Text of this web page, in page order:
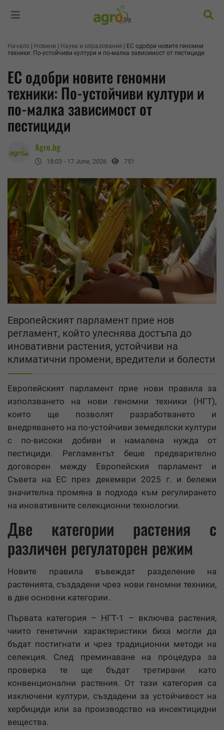
Начало Новини Наука и образование
ЕС одобри новите геномни
техники: По-устойчиви култури и по-малка зависимост от пестициди
ЕС одобри новите геномни
техники: По-устойчиви култури и
по-малка зависимост от
пестициди
Agro.bg
18:03 - 17 June, 2026 751
Европейският парламент прие нов
регламент, който улеснява достъпа до
иновативни растения, устойчиви на
климатични промени, вредители и болести
Европейският парламент прие нови правила за
използването на нови геномни техники (НГТ),
които ще позволят разработването и
внедряването на по-устойчиви земеделски култури
с по-високи добиви и намалена нужда от
пестициди. Регламентът беше предварително
договорен между Европейския парламент и
Съвета на ЕС през декември 2025 г. и бележи
значителна промяна в подхода към регулирането
на иновативните селекционни технологии.
Две категории растения с
различен регулаторен режим
Новите правила въвеждат разделение на
растенията, създадени чрез нови геномни техники,
в две основни категории.
Първата категория – НГТ-1 – включва растения,
чиито генетични характеристики биха могли да
бъдат постигнати и чрез традиционни методи на
селекция. След преминаване на процедура за
проверка те ще бъдат третирани като
конвенционални растения. От тази категория са
изключени култури, създадени за устойчивост на
хербициди или за производство на инсектицидни
вещества.